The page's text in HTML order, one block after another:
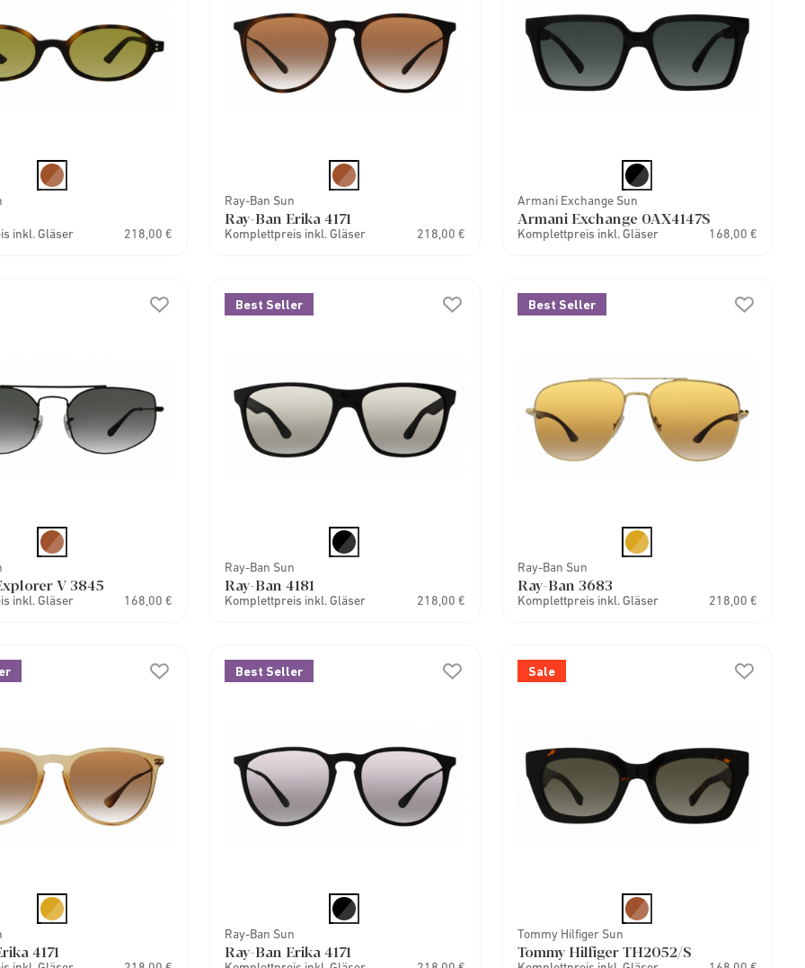
inkl. Gläser 218,00 €
Ray-Ban Sun
Ray-Ban Erika 4171
Komplettpreis inkl. Gläser 218,00 €
Armani Exchange Sun
Armani Exchange 0AX4147S
Komplettpreis inkl. Gläser 168,00 €
V 3845
inkl. Gläser 168,00 €
Best Seller
Ray-Ban Sun
Ray-Ban 4181
Komplettpreis inkl. Gläser 218,00 €
Best Seller
Ray-Ban Sun
Ray-Ban 3683
Komplettpreis inkl. Gläser 218,00 €
4171
Best Seller
Ray-Ban Sun
Ray-Ban Erika 4171
Sale
Tommy Hilfiger Sun
Tommy Hilfiger TH2052/S